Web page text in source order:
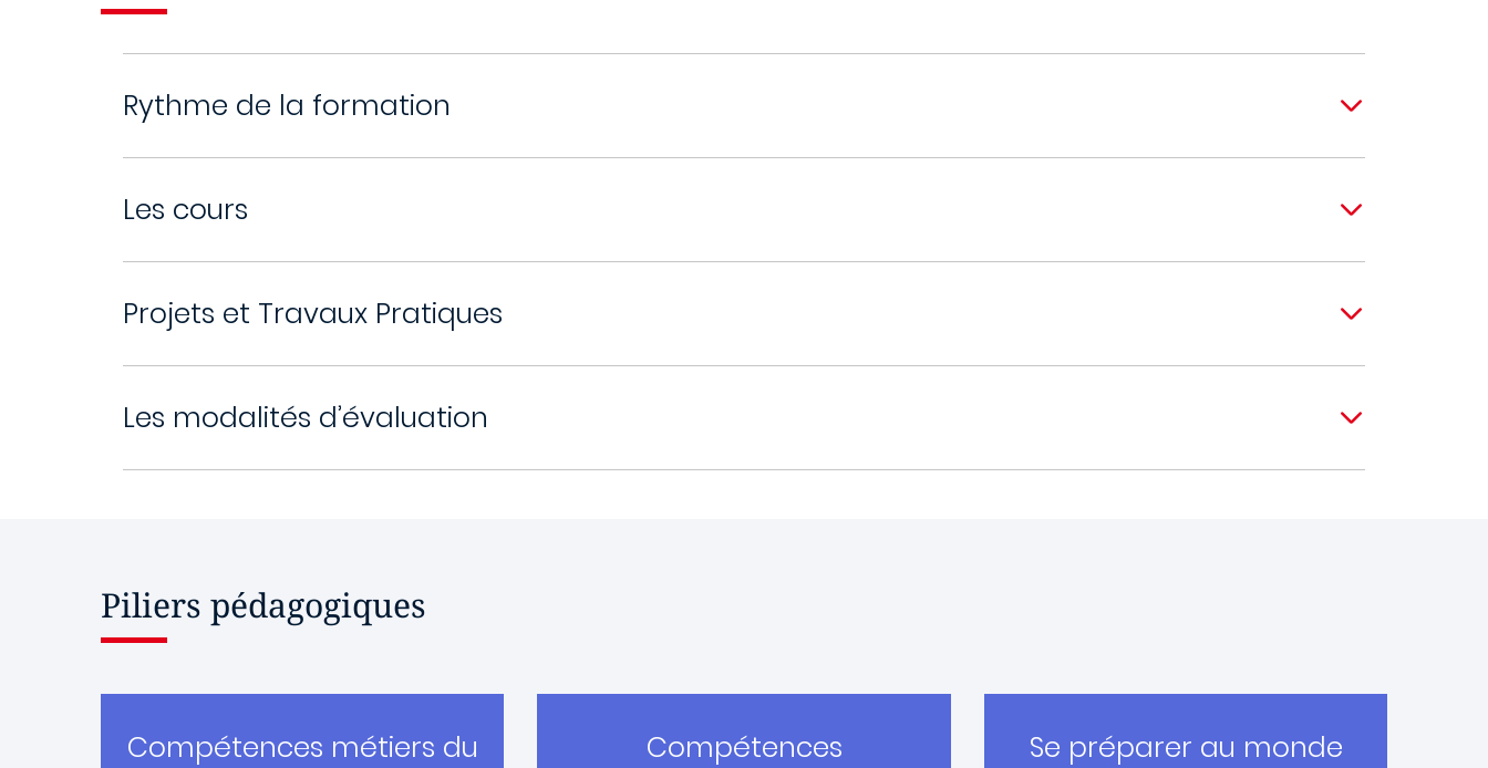
Rythme de la formation
Les cours
Projets et Travaux Pratiques
Les modalités d’évaluation
Piliers pédagogiques
Compétences métiers du
Compétences
Se préparer au monde